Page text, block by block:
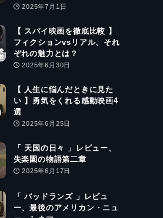
2025年7月1日
【 スパイ映画を徹底比較 】
フィクションvsリアル、それ
ぞれの魅力とは？
2025年6月30日
【 人生に悩んだときに見た
い 】勇気をくれる感動映画4
選
2025年6月25日
「 天国の日々 」レビュー、
失楽園の物語第二章
2025年6月17日
「 バッドランズ 」レビュ
ー、最後のアメリカン・ニュ